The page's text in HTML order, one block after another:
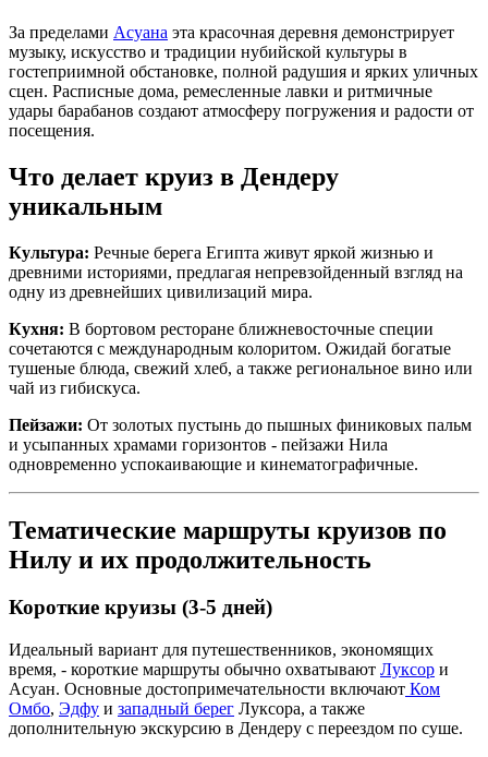
За пределами Асуана эта красочная деревня демонстрирует
музыку, искусство и традиции нубийской культуры в
гостеприимной обстановке, полной радушия и ярких уличных
сцен. Расписные дома, ремесленные лавки и ритмичные
удары барабанов создают атмосферу погружения и радости от
посещения.
Что делает круиз в Дендеру
уникальным
Культура: Речные берега Египта живут яркой жизнью и
древними историями, предлагая непревзойденный взгляд на
одну из древнейших цивилизаций мира.
Кухня: В бортовом ресторане ближневосточные специи
сочетаются с международным колоритом. Ожидай богатые
тушеные блюда, свежий хлеб, а также региональное вино или
чай из гибискуса.
Пейзажи: От золотых пустынь до пышных финиковых пальм
и усыпанных храмами горизонтов - пейзажи Нила
одновременно успокаивающие и кинематографичные.
Тематические маршруты круизов по
Нилу и их продолжительность
Короткие круизы (3-5 дней)
Идеальный вариант для путешественников, экономящих
время, - короткие маршруты обычно охватывают Луксор и
Асуан. Основные достопримечательности включают Ком
Омбо, Эдфу и западный берег Луксора, а также
дополнительную экскурсию в Дендеру с переездом по суше.